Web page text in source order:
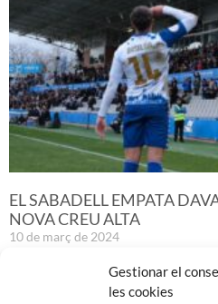
Gestionar el
les cookies
EL SABADELL EMPATA
NOVA CREU ALTA
10 de març de 2024